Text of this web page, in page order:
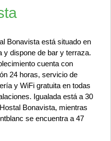
Bonavista está situado en
y dispone de bar y terraza.
cuenta con
24 horas, servicio de
y WiFi gratuita en todas
Igualada está a 30
Bonavista, mientras
se encuentra a 47